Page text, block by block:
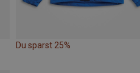
Du sparst 25%